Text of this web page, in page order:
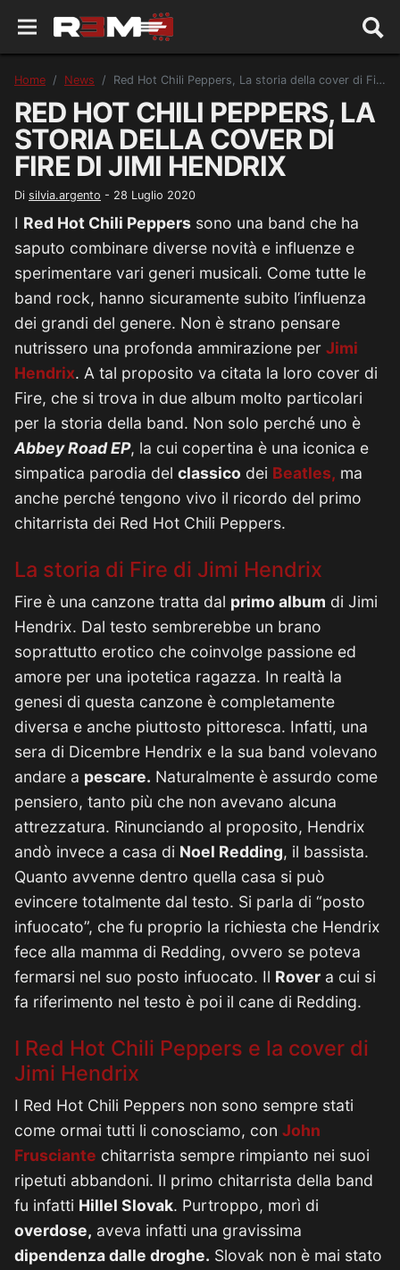
Home News Red Hot Chili Peppers, La storia della cover di Fire di Jimi Hendrix
RED HOT CHILI PEPPERS, LA
STORIA DELLA COVER DI
FIRE DI JIMI HENDRIX
Di silvia.argento - 28 Luglio 2020
I Red Hot Chili Peppers sono una band che ha
saputo combinare diverse novità e influenze e
sperimentare vari generi musicali. Come tutte le
band rock, hanno sicuramente subito l’influenza
dei grandi del genere. Non è strano pensare
nutrissero una profonda ammirazione per Jimi
Hendrix. A tal proposito va citata la loro cover di
Fire, che si trova in due album molto particolari
per la storia della band. Non solo perché uno è
Abbey Road EP, la cui copertina è una iconica e
simpatica parodia del classico dei Beatles, ma
anche perché tengono vivo il ricordo del primo
chitarrista dei Red Hot Chili Peppers.
La storia di Fire di Jimi Hendrix
Fire è una canzone tratta dal primo album di Jimi
Hendrix. Dal testo sembrerebbe un brano
soprattutto erotico che coinvolge passione ed
amore per una ipotetica ragazza. In realtà la
genesi di questa canzone è completamente
diversa e anche piuttosto pittoresca. Infatti, una
sera di Dicembre Hendrix e la sua band volevano
andare a pescare. Naturalmente è assurdo come
pensiero, tanto più che non avevano alcuna
attrezzatura. Rinunciando al proposito, Hendrix
andò invece a casa di Noel Redding, il bassista.
Quanto avvenne dentro quella casa si può
evincere totalmente dal testo. Si parla di “posto
infuocato”, che fu proprio la richiesta che Hendrix
fece alla mamma di Redding, ovvero se poteva
fermarsi nel suo posto infuocato. Il Rover a cui si
fa riferimento nel testo è poi il cane di Redding.
I Red Hot Chili Peppers e la cover di
Jimi Hendrix
I Red Hot Chili Peppers non sono sempre stati
come ormai tutti li conosciamo, con John
Frusciante chitarrista sempre rimpianto nei suoi
ripetuti abbandoni. Il primo chitarrista della band
fu infatti Hillel Slovak. Purtroppo, morì di
overdose, aveva infatti una gravissima
dipendenza dalle droghe. Slovak non è mai stato